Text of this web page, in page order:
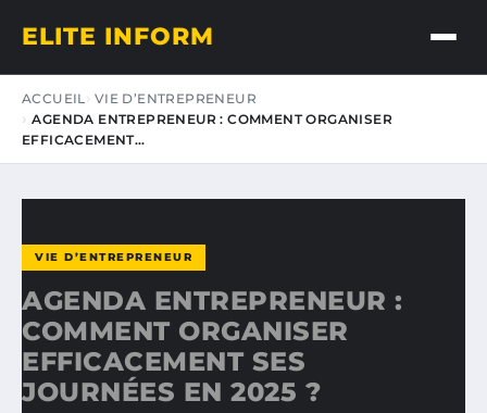
ELITE INFORM
ACCUEIL VIE D’ENTREPRENEUR
AGENDA ENTREPRENEUR : COMMENT ORGANISER
EFFICACEMENT…
VIE D’ENTREPRENEUR
AGENDA ENTREPRENEUR :
COMMENT ORGANISER
EFFICACEMENT SES
JOURNÉES EN 2025 ?